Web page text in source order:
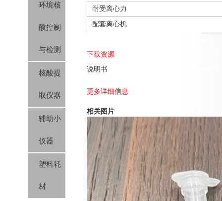
环境核
酸控制
与检测
核酸提
取仪器
辅助小
仪器
塑料耗
材
耐受离心力
配套离心机
下载资源
说明书
更多详细信息
相关图片